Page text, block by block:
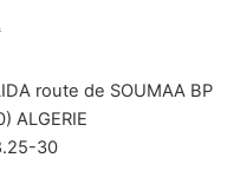
route de SOUMAA BP
ALGERIE
30